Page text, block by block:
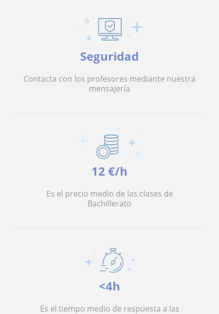
Seguridad
Contacta con los profesores mediante nuestra
mensajería
12 €/h
Es el precio medio de las clases de
Bachillerato
<4h
Es el tiempo medio de respuesta a las